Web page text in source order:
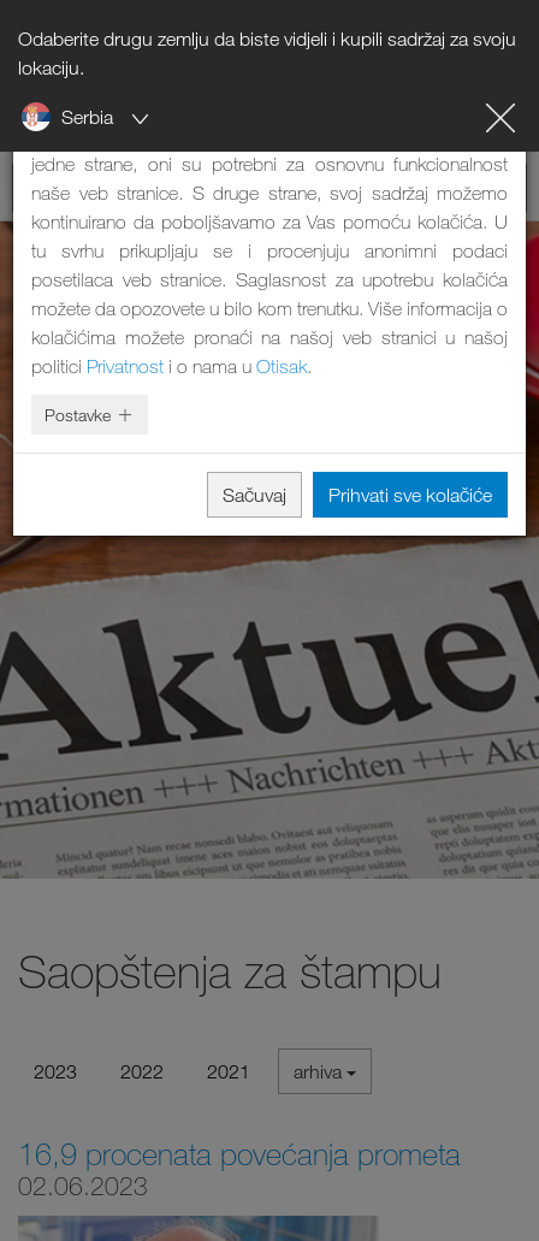
Odaberite drugu zemlju da biste vidjeli i kupili sadržaj za svoju
lokaciju.
Serbia
Saopštenja za štampu
2023 2022 2021 arhiva
16,9 procenata povećanja prometa
02.06.2023
Napomena o kolačićima
Naša veb stranica koristi kolačiće. Oni imaju dve funkcije: S
jedne strane, oni su potrebni za osnovnu funkcionalnost
naše veb stranice. S druge strane, svoj sadržaj možemo
kontinuirano da poboljšavamo za Vas pomoću kolačića. U
tu svrhu prikupljaju se i procenjuju anonimni podaci
posetilaca veb stranice. Saglasnost za upotrebu kolačića
možete da opozovete u bilo kom trenutku. Više informacija o
kolačićima možete pronaći na našoj veb stranici u našoj
politici Privatnost i o nama u Otisak.
Postavke
Sačuvaj Prihvati sve kolačiće